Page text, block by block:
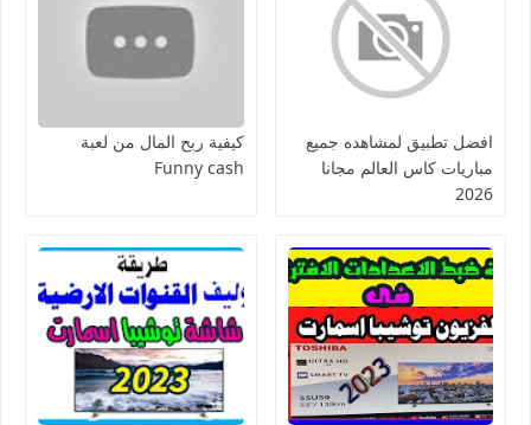
افضل تطبيق لمشاهده جميع
مباريات كاس العالم مجانا
2026
كيفية ربح المال من لعبة
Funny cash